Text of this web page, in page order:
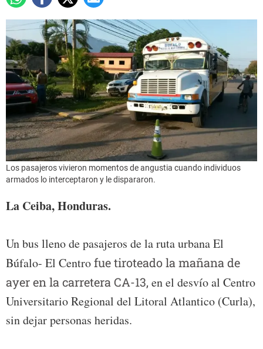
Los pasajeros vivieron momentos de angustia cuando individuos
armados lo interceptaron y le dispararon.
La Ceiba, Honduras.
Un bus lleno de pasajeros de la ruta urbana El
Búfalo- El Centrofue tiroteado la mañana de
ayer en la carretera CA-13, en el desvío al Centro
Universitario Regional del Litoral Atlantico (Curla),
sin dejar personas heridas.